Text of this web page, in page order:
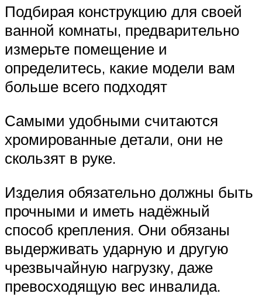
Подбирая конструкцию для своей
ванной комнаты, предварительно
измерьте помещение и
определитесь, какие модели вам
больше всего подходят
Самыми удобными считаются
хромированные детали, они не
скользят в руке.
Изделия обязательно должны быть
прочными и иметь надёжный
способ крепления. Они обязаны
выдерживать ударную и другую
чрезвычайную нагрузку, даже
превосходящую вес инвалида.